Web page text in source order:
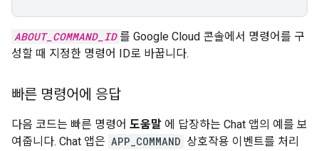
ABOUT_COMMAND_ID 를 Google Cloud 콘솔에서 명령어를 구
성할 때 지정한 명령어 ID로 바꿉니다.
빠른 명령어에 응답
다음 코드는 빠른 명령어 도움말 에 답장하는 Chat 앱의 예를 보
여줍니다. Chat 앱은 APP_COMMAND 상호작용 이벤트를 처리